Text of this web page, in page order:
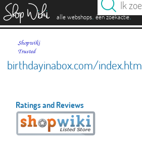
alle webshops. één zoekactie.
birthdayinabox.com/index.htm
Ratings and Reviews